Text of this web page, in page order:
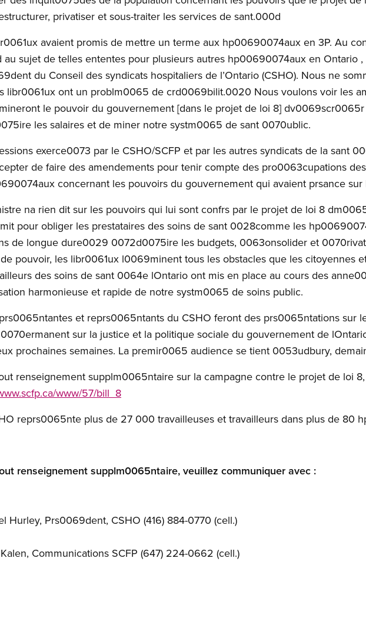
privatiser et sous-traiter les services de sant.000d
avaient promis de mettre un terme aux hp00690074aux en 3P. Au
au sujet de telles ententes pour plusieurs autres hp00690074aux en Ontario
du Conseil des syndicats hospitaliers de l’Ontario (CSHO). Nous ne
libr0061ux ont un problm0065 de crd0069bilit.0020 Nous voulons voir les
le pouvoir du gouvernement [dans le projet de loi 8]
les salaires et de miner notre systm0065 de sant 0070ublic.
exerce0073 par le CSHO/SCFP et par les autres syndicats de la sant
de faire des amendements pour tenir compte des pro0063cupations
concernant les pouvoirs du gouvernement qui avaient prsance
na rien dit sur les pouvoirs qui lui sont confrs par le projet de loi 8
pour obliger les prestataires des soins de sant 0028comme les
de longue dure0029 0072d0075ire les budgets, 0063onsolider et
pouvoir, les libr0061ux l0069minent tous les obstacles que les citoyennes
des soins de sant 0064e lOntario ont mis en place au cours des
harmonieuse et rapide de notre systm0065 de soins public.
et reprs0065ntants du CSHO feront des prs0065ntations sur
sur la justice et la politique sociale du gouvernement de
prochaines semaines. La premir0065 audience se tient 0053udbury,
renseignement supplm0065ntaire sur la campagne contre le projet de loi
www/57/bill_8
reprs0065nte plus de 27 000 travailleuses et travailleurs dans plus de 80
renseignement supplm0065ntaire, veuillez communiquer avec :
Hurley, Prs0069dent, CSHO (416) 884-0770 (cell.)
Communications SCFP (647) 224-0662 (cell.)